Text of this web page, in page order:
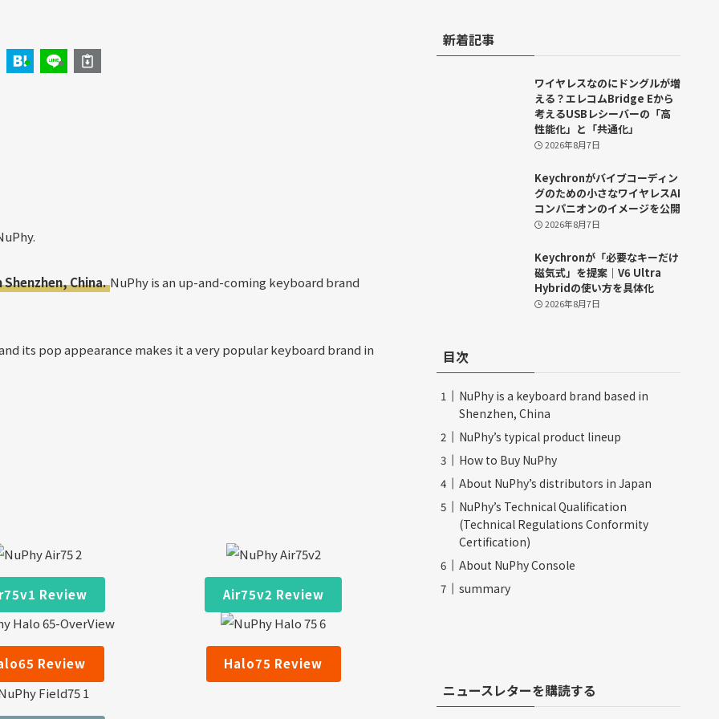
China. NuPhy is an up-and-coming keyboard brand
its pop appearance makes it a very popular keyboard brand in
Review Air75v2 Review
Review Halo75 Review
新着記事
ワイヤレスなのにドングルが増
える？エレコムBridge Eから
考えるUSBレシーバーの「高
性能化」と「共通化」
2026年8月7日
Keychronがバイブコーディン
グのための小さなワイヤレスAI
コンパニオンのイメージを公開
2026年8月7日
Keychronが「必要なキーだけ
磁気式」を提案｜V6 Ultra
Hybridの使い方を具体化
2026年8月7日
目次
NuPhy is a keyboard brand based in
Shenzhen, China
NuPhy’s typical product lineup
How to Buy NuPhy
About NuPhy’s distributors in Japan
NuPhy’s Technical Qualification
(Technical Regulations Conformity
Certification)
About NuPhy Console
summary
ニュースレターを購読する